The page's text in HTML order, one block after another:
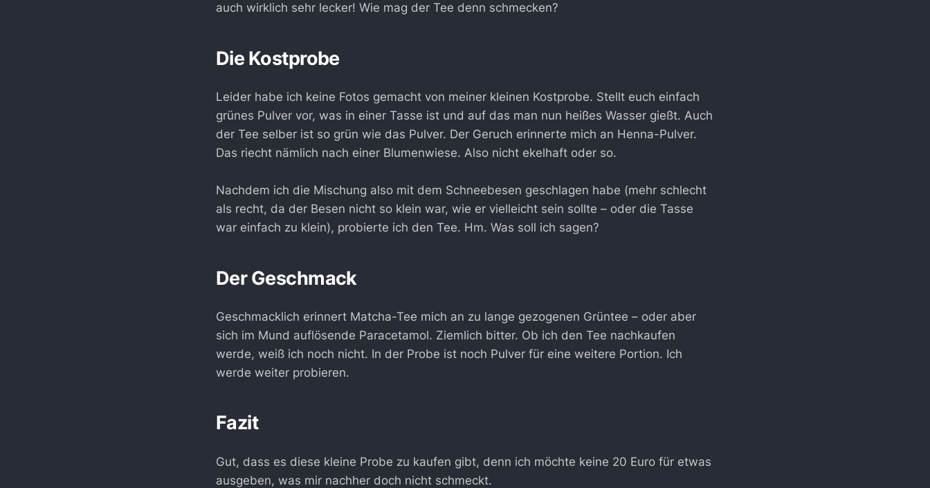
auch wirklich sehr lecker! Wie mag der Tee denn schmecken?
Die Kostprobe
Leider habe ich keine Fotos gemacht von meiner kleinen Kostprobe. Stellt euch einfach
grünes Pulver vor, was in einer Tasse ist und auf das man nun heißes Wasser gießt. Auch
der Tee selber ist so grün wie das Pulver. Der Geruch erinnerte mich an Henna-Pulver.
Das riecht nämlich nach einer Blumenwiese. Also nicht ekelhaft oder so.
Nachdem ich die Mischung also mit dem Schneebesen geschlagen habe (mehr schlecht
als recht, da der Besen nicht so klein war, wie er vielleicht sein sollte – oder die Tasse
war einfach zu klein), probierte ich den Tee. Hm. Was soll ich sagen?
Der Geschmack
Geschmacklich erinnert Matcha-Tee mich an zu lange gezogenen Grüntee – oder aber
sich im Mund auflösende Paracetamol. Ziemlich bitter. Ob ich den Tee nachkaufen
werde, weiß ich noch nicht. In der Probe ist noch Pulver für eine weitere Portion. Ich
werde weiter probieren.
Fazit
Gut, dass es diese kleine Probe zu kaufen gibt, denn ich möchte keine 20 Euro für etwas
ausgeben, was mir nachher doch nicht schmeckt.